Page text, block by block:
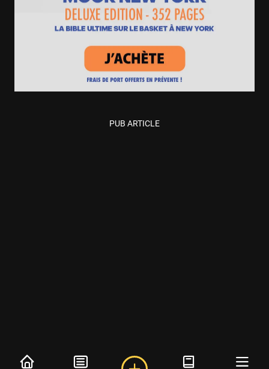
PUB ARTICLE